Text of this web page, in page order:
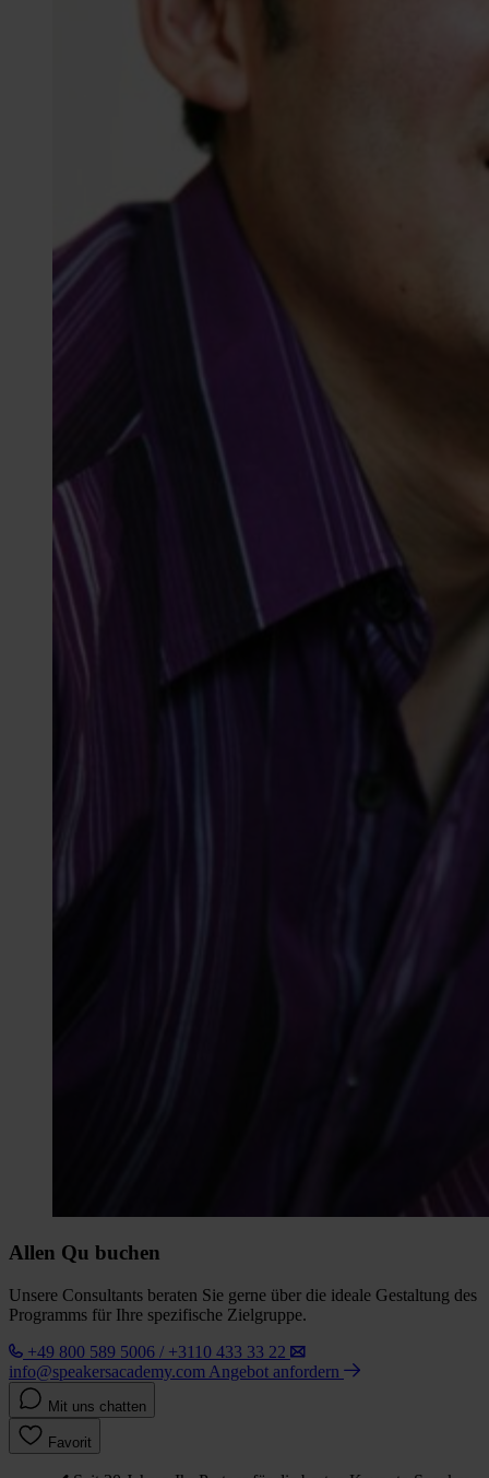
Allen Qu buchen
Unsere Consultants beraten Sie gerne über die ideale Gestaltung des
Programms für Ihre spezifische Zielgruppe.
+49 800 589 5006 / +3110 433 33 22
info@speakersacademy.com Angebot anfordern
Mit uns chatten
Favorit